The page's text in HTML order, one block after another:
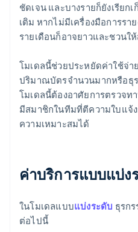
ชัดเจน และบางรายก็ยังเรียก
เติม หากไม่มีเครื่องมือการรา
รายเดือนก็อาจยาวและชวนใ
โมเดลนี้ช่วยประหยัดค่าใช้จ่
ปริมาณบัตรจำนวนมากหรือธุ
โมเดลนี้ต้องอาศัยการตรวจท
มีสมาชิกในทีมที่ตีความใบแจ้
ความเหมาะสมได้
ค่าบริการแบบแบ่ง
ในโมเดลแบบแบ่งระดับ ธุรก
ต่อไปนี้